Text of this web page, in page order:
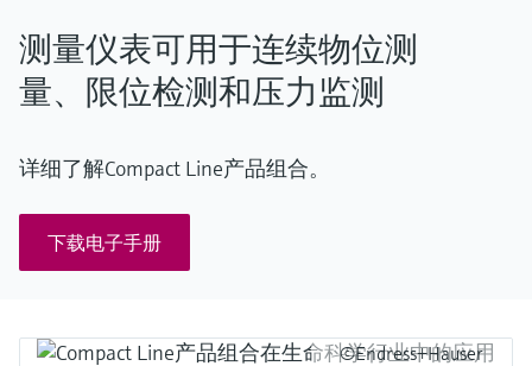
测量仪表可用于连续物位测
量、限位检测和压力监测
详细了解Compact Line产品组合。
下载电子手册
©Endress+Hauser